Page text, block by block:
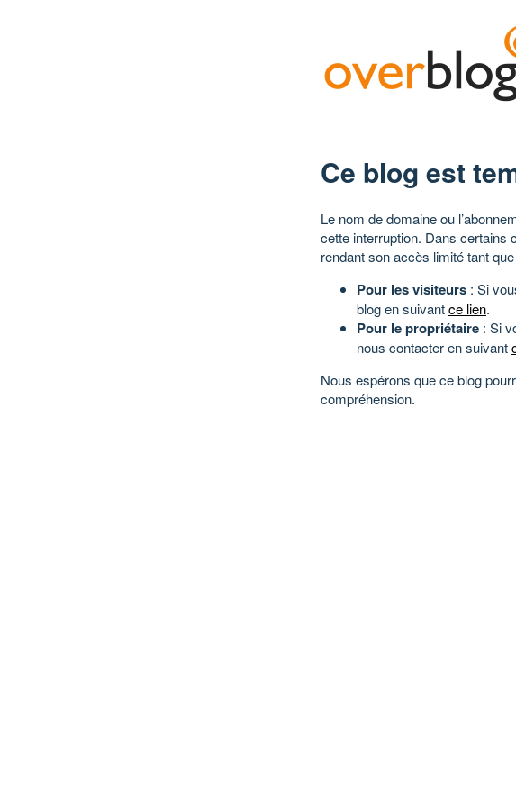
Ce blog est
Le nom de domaine ou
cette interruption. Dans certains
rendant son accès limité tant
Pour les visiteurs : Si
blog en suivantce lien.
Pour le propriétaire : Si
nous contacter en suivant
Nous espérons que ce blog
compréhension.